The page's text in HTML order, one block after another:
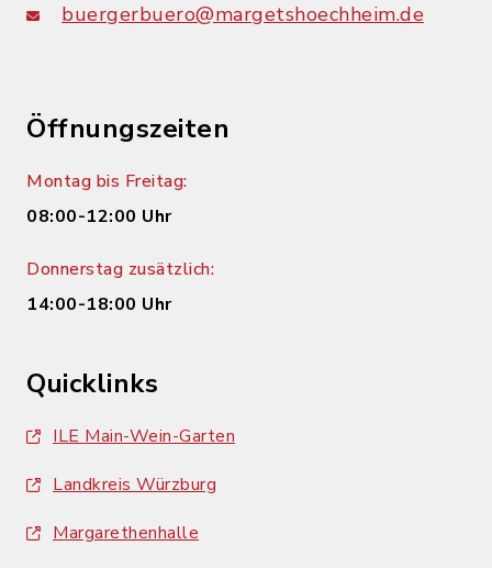
buergerbuero@margetshoechheim.de
Öffnungszeiten
Montag bis Freitag:
08:00-12:00 Uhr
Donnerstag zusätzlich:
14:00-18:00 Uhr
Quicklinks
ILE Main-Wein-Garten
Landkreis Würzburg
Margarethenhalle